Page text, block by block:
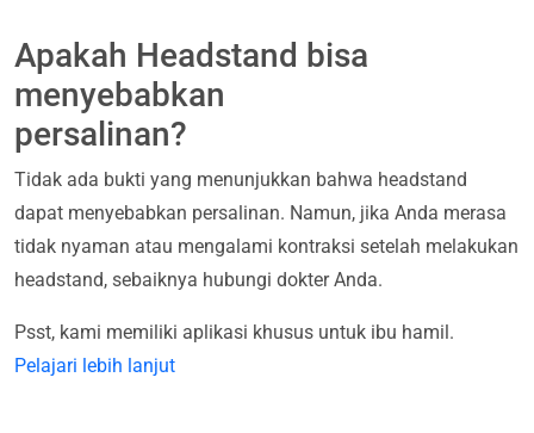
Apakah Headstand bisa
menyebabkan
persalinan?
Tidak ada bukti yang menunjukkan bahwa headstand
dapat menyebabkan persalinan. Namun, jika Anda merasa
tidak nyaman atau mengalami kontraksi setelah melakukan
headstand, sebaiknya hubungi dokter Anda.
Psst, kami memiliki aplikasi khusus untuk ibu hamil.
Pelajari lebih lanjut